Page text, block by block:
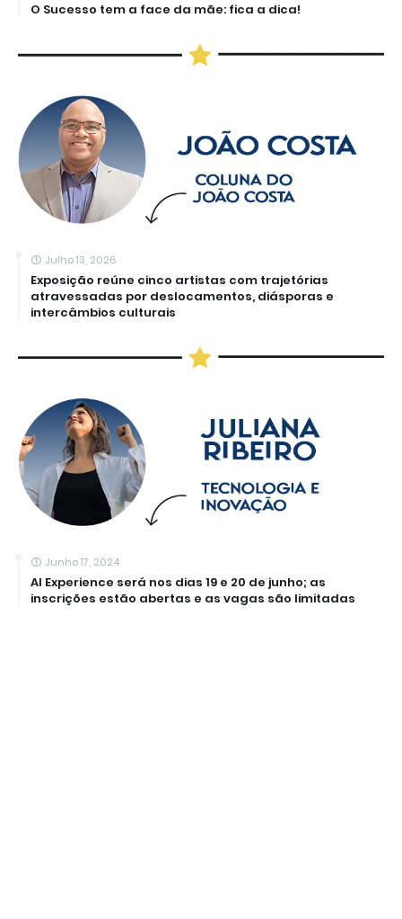
O Sucesso tem a face da mãe: fica a dica!
Julho 13, 2026
Exposição reúne cinco artistas com trajetórias
atravessadas por deslocamentos, diásporas e
intercâmbios culturais
Junho 17, 2024
AI Experience será nos dias 19 e 20 de junho; as
inscrições estão abertas e as vagas são limitadas